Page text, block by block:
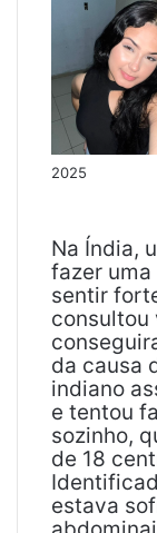
2025
Na Índia,
fazer
sentir
consultou
da causa
indiano
e tentou
sozinho,
de 18
estava